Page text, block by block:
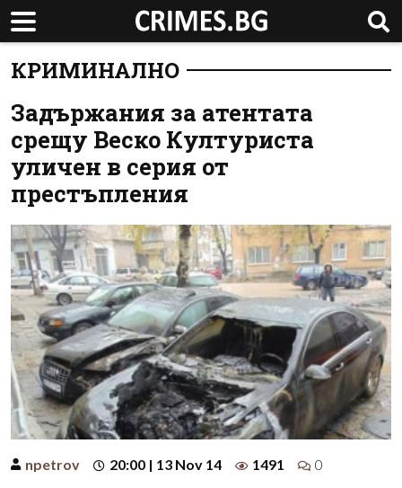
КРИМИНАЛНО
Задържания за атентата
срещу Веско Културиста
уличен в серия от
престъпления
npetrov 20:00 | 13 Nov 14 1491 0